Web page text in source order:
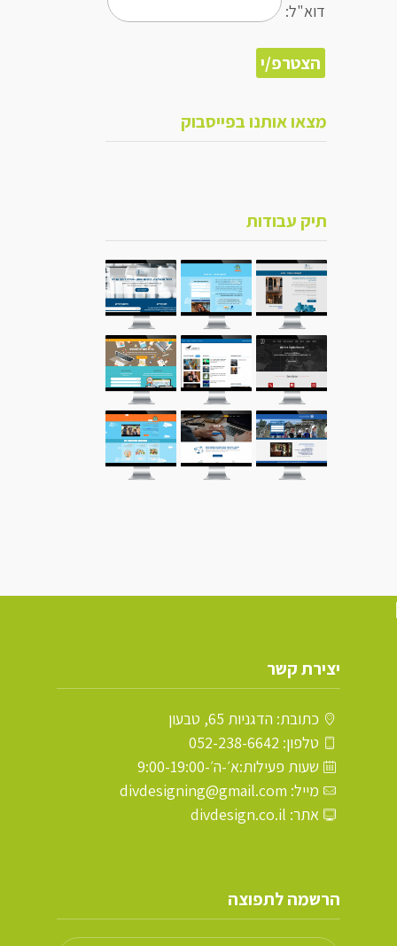
דוא"ל:
מצאו אותנו בפייסבוק
תיק עבודות
יצירת קשר
כתובת: הדגניות 65, טבעון
טלפון: 052-238-6642
שעות פעילות:א׳-ה׳-9:00-19:00
מייל: divdesigning@gmail.com
אתר: divdesign.co.il
הרשמה לתפוצה